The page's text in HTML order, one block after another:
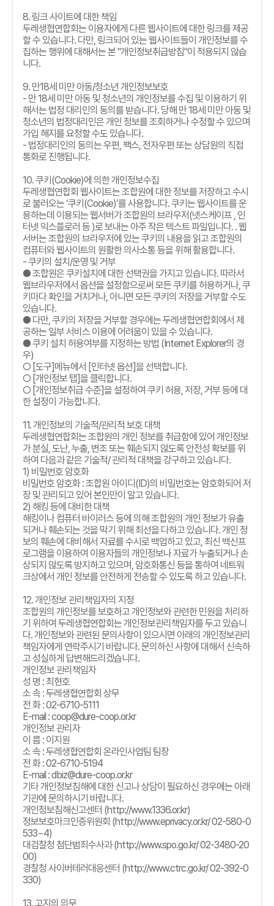
8. 링크 사이트에 대한 책임
두레생협연합회는 이용자에게 다른 웹사이트에 대한 링크를 제공
할 수 있습니다. 다만, 링크되어 있는 웹사이트들이 개인정보를 수
집하는 행위에 대해서는 본"개인정보취급방침"이 적용되지 않습
니다.
9. 만18세 미만 아동/청소년 개인정보보호
- 만18세 미만 아동 및 청소년의 개인정보를 수집 및 이용하기 위
해서는 법정 대리인의 동의를 받습니다. 당해 만18세 미만 아동 및
청소년의 법정대리인은 개인 정보를 조회하거나 수정할 수 있으며
가입 해지를 요청할 수도 있습니다.
- 법정대리인의 동의는 우편, 팩스, 전자우편 또는 상담원의 직접
통화로 진행됩니다.
10.쿠키 (Cookie)에 의한 개인정보수집
두레생협연합회 웹사이트는 조합원에 대한 정보를 저장하고 수시
로 불러오는‘쿠키 (Cookie)’를 사용합니다.쿠키는 웹사이트를 운
용하는데 이용되는 웹서버가 조합원의 브라우저(넷스케이프 , 인
터넷 익스플로러 등 )로 보내는 아주 작은 텍스트 파일입니다. .웹
서버는 조합원의 브라우저에 있는 쿠키의 내용을 읽고 조합원의
컴퓨터와 웹사이트의 원활한 의사소통 등을 위해 활용합니다.
-쿠키의 설치 /운영 및 거부
● 조합원은 쿠키설치에 대한 선택권을 가지고 있습니다. 따라서
웹브라우저에서 옵션을 설정함으로써 모든 쿠키를 허용하거나,쿠
키마다 확인을 거치거나, 아니면 모든 쿠키의 저장을 거부할 수도
있습니다.
● 다만,쿠키의 저장을 거부할 경우에는 두레생협연합회에서 제
공하는 일부 서비스 이용에 어려움이 있을 수 있습니다.
● 쿠키 설치 허용여부를 지정하는 방법 (Internet Explorer의 경
우)
○ [도구]메뉴에서 [인터넷 옵션]을 선택합니다.
○ [개인정보 탭]을 클릭합니다.
○ [개인정보취급 수준]을 설정하여 쿠키 허용,저장,거부 등에 대
한 설정이 가능합니다.
11.개인정보의 기술적/관리적 보호 대책
두레생협연합회는 조합원의 개인 정보를 취급함에 있어 개인정보
가 분실,도난,누출, 변조 또는 훼손되지 않도록 안전성 확보를 위
하여 다음과 같은 기술적/관리적 대책을 강구하고 있습니다.
1) 비밀번호 암호화
비밀번호 암호화:조합원 아이디 (ID)의 비밀번호는 암호화되어 저
장 및 관리되고 있어 본인만이 알고 있습니다.
2) 해킹 등에 대비한 대책
해킹이나 컴퓨터 바이러스 등에 의해 조합원의 개인 정보가 유출
되거나 훼손되는 것을 막기 위해 최선을 다하고 있습니다.개인 정
보의 훼손에 대비해서 자료를 수시로 백업하고 있고,최신 백신프
로그램을 이용하여 이용자들의 개인정보나 자료가 누출되거나 손
상되지 않도록 방지하고 있으며, 암호화통신 등을 통하여 네트워
크상에서 개인 정보를 안전하게 전송할 수 있도록 하고 있습니다.
12.개인정보 관리책임자의 지정
조합원의 개인정보를 보호하고 개인정보와 관련한 민원을 처리하
기 위하여 두레생협연합회는 개인정보관리책임자를 두고 있습니
다.개인정보와 관련된 문의사항이 있으시면 아래의 개인정보관리
책임자에게 연락주시기 바랍니다.문의하신 사항에 대해서 신속하
고 성실하게 답변해드리겠습니다.
개인정보 관리책임자
성 명 :최현호
소 속 :두레생협연합회 상무
전 화: 02-6710-5111
E-mail : coop@dure-coop.or.kr
개인정보 관리자
이 름 : 이지원
소 속 :두레생협연합회 온라인사업팀 팀장
전 화: 02-6710-5194
E-mail : dbiz@dure-coop.or.kr
기타 개인정보침해에 대한 신고나 상담이 필요하신 경우에는 아래
기관에 문의하시기 바랍니다.
개인정보침해신고센터 (http://www.1336.or.kr)
정보보호마크인증위원회 (http://www.eprivacy.or.kr/ 02-580-0
533~4)
대검찰청 첨단범죄수사과(http://www.spo.go.kr/ 02-3480-20
00)
경찰청 사이버테러대응센터 (http://www.ctrc.go.kr/ 02-392-0
330)
13.고지의 의무